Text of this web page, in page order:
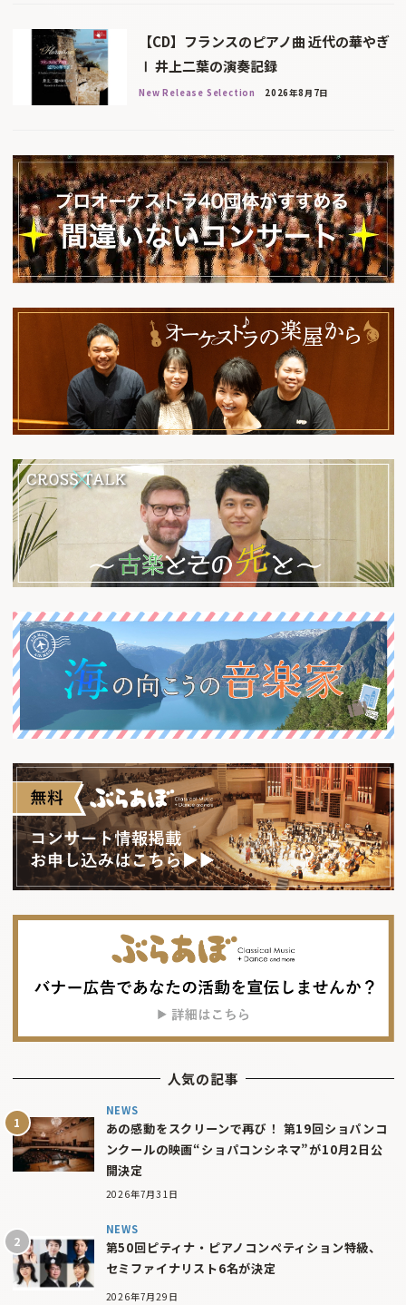
【CD】フランスのピアノ曲 近代の華やぎ
Ⅰ 井上二葉の演奏記録
New Release Selection 2026年8月7日
人気の記事
NEWS
あの感動をスクリーンで再び！ 第19回ショパンコ
ンクールの映画“ショパコンシネマ”が10月2日公
開決定
2026年7月31日
NEWS
第50回ピティナ・ピアノコンペティション特級、
セミファイナリスト6名が決定
2026年7月29日